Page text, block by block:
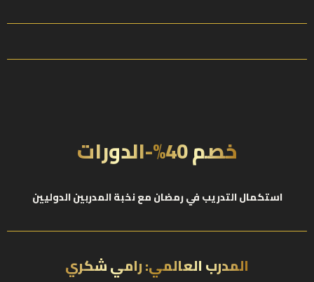
خصم 40%-الدورات
استكمال التدريب في رمضان مع نخبة المدربين الدوليين
المدرب العالمي: رامي شكري